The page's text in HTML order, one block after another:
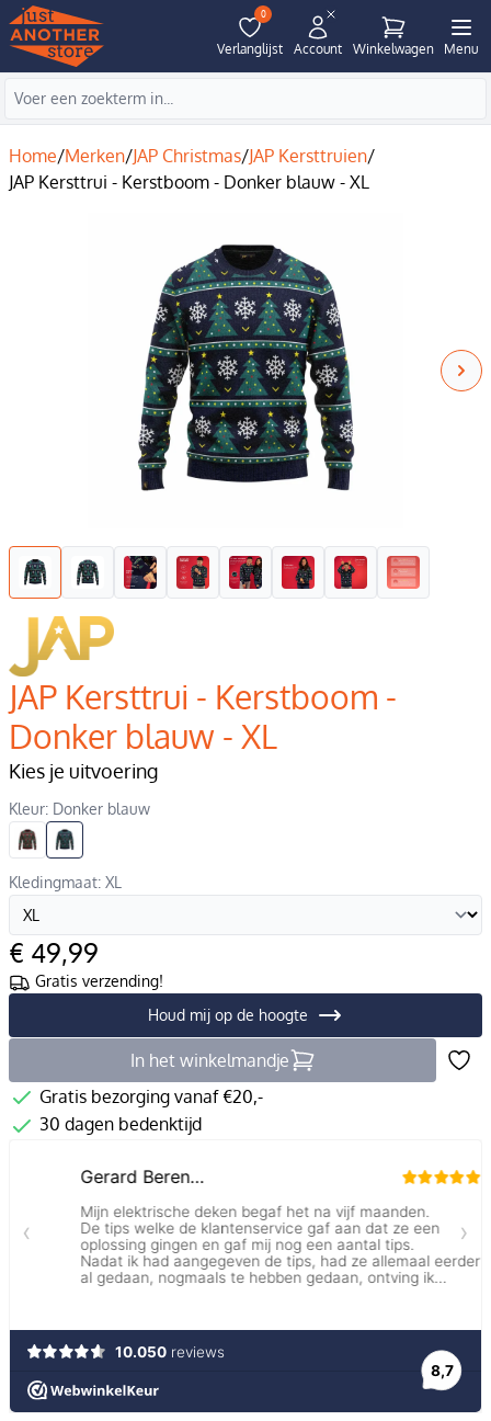
0
Verlanglijst Account Winkelwagen Menu
Home/Merken/JAP Christmas/JAP Kersttruien/
JAP Kersttrui - Kerstboom - Donker blauw - XL
JAP Kersttrui - Kerstboom -
Donker blauw - XL
Kies je uitvoering
Kleur: Donker blauw
Kledingmaat: XL
€ 49,99
Gratis verzending!
Houd mij op de hoogte
In het winkelmandje
Gratis bezorging vanaf €20,-
30 dagen bedenktijd